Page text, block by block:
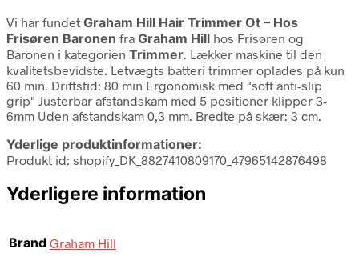
Vi har fundet Graham Hill Hair Trimmer Ot – Hos
Frisøren Baronen fra Graham Hill hos Frisøren og
Baronen i kategorien Trimmer. Lækker maskine til den
kvalitetsbevidste. Letvægts batteri trimmer oplades på kun
60 min. Driftstid: 80 min Ergonomisk med "soft anti-slip
grip" Justerbar afstandskam med 5 positioner klipper 3-
6mm Uden afstandskam 0,3 mm. Bredte på skær: 3 cm.
Yderlige produktinformationer:
Produkt id: shopify_DK_8827410809170_47965142876498
Yderligere information
Brand Graham Hill